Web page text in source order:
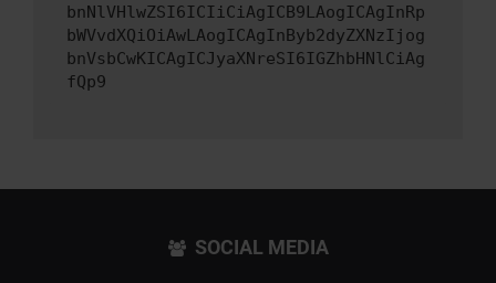
bnNlVHlwZSI6ICIiCiAgICB9LAogICAgInRp
bWVvdXQiOiAwLAogICAgInByb2dyZXNzIjog
bnVsbCwKICAgICJyaXNreSI6IGZhbHNlCiAg
fQp9
SOCIAL MEDIA